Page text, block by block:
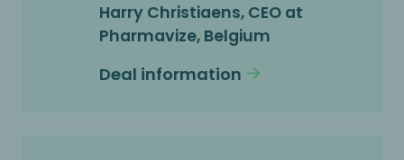
Harry Christiaens, CEO at
Pharmavize, Belgium
Deal information